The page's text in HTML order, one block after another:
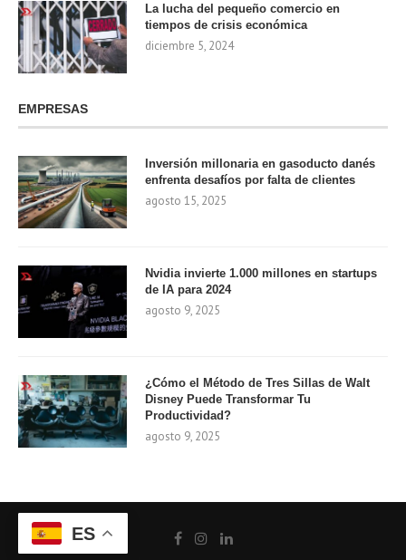
La lucha del pequeño comercio en
tiempos de crisis económica
diciembre 5, 2024
EMPRESAS
Inversión millonaria en gasoducto danés
enfrenta desafíos por falta de clientes
agosto 15, 2025
Nvidia invierte 1.000 millones en startups
de IA para 2024
agosto 9, 2025
¿Cómo el Método de Tres Sillas de Walt
Disney Puede Transformar Tu
Productividad?
agosto 9, 2025
ES